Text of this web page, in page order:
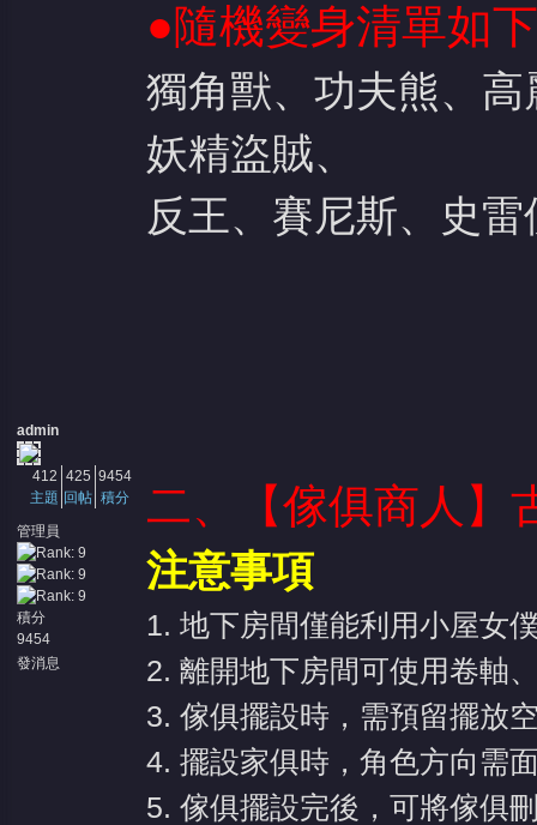
admin
412
主題
425
回帖
9454
積分
管理員
積分
9454
發消息
●隨機變身清單如
獨角獸、功夫熊、
妖精盜賊、
反王、賽尼斯、史雷
二、 【傢俱商人】
注意事項
1. 地下房間僅能利用小屋女
2. 離開地下房間可使用卷軸
3. 傢俱擺設時，需預留擺放
4. 擺設家俱時，角色方向需
5. 傢俱擺設完後，可將傢俱